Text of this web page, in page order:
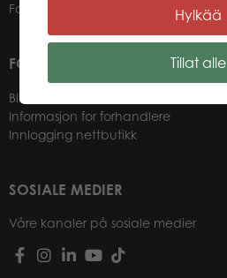
Forhandlere
FOR VÅRE KUNDER
Bli forhandler
Informasjon for forhandlere
Innlogging nettbutikk
SOSIALE MEDIER
Våre kanaler på sosiale medier
Hylkää
Tillat alle